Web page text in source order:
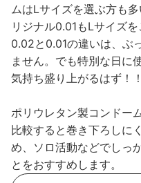
ムはLサイズを選ぶ方も
リジナル0.01もLサイズを
0.02と0.01の違いは、ぶ
ません。でも特別な日に
気持ち盛り上がるはず！！
ポリウレタン製コンドー
比較すると巻き下ろしに
め、ソロ活動などでしっ
とをおすすめします。